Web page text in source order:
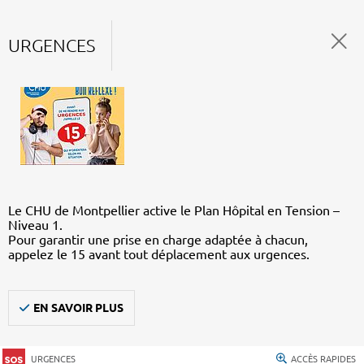
URGENCES
Le CHU de Montpellier active le Plan Hôpital en Tension –
Niveau 1.
Pour garantir une prise en charge adaptée à chacun,
appelez le 15 avant tout déplacement aux urgences.
EN SAVOIR PLUS
URGENCES ACCÈS RAPIDES